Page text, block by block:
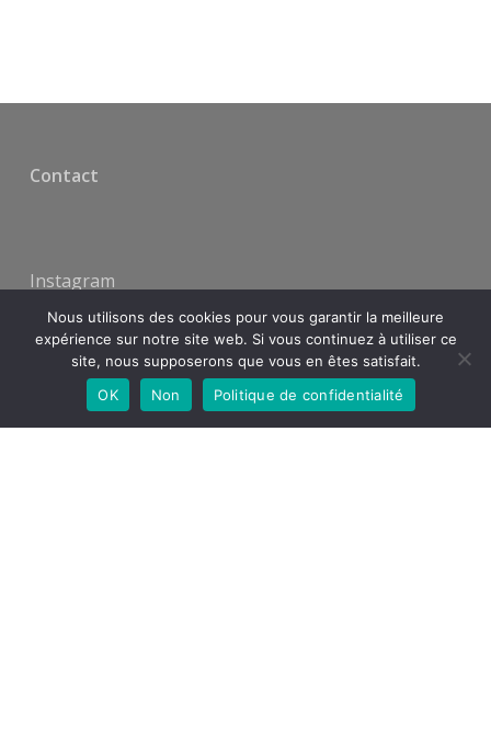
Contact
Instagram
Facebook
Twitter
Nous utilisons des cookies pour vous garantir la meilleure
expérience sur notre site web. Si vous continuez à utiliser ce
site, nous supposerons que vous en êtes satisfait.
OK
Non Politique de confidentialité